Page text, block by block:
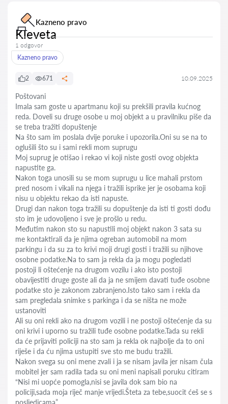
Kazneno pravo
Kleveta
1 odgovor
Kazneno pravo
2 671 10.09.2025
Poštovani
Imala sam goste u apartmanu koji su prekšili pravila kućnog
reda. Doveli su druge osobe u moj objekt a u pravilniku piše da
se treba tražiti dopuštenje
Na što sam im poslala dvije poruke i upozorila.Oni su se na to
oglušili što su i sami rekli mom suprugu
Moj suprug je otišao i rekao vi koji niste gosti ovog objekta
napustite ga.
Nakon toga unosili su se mom suprugu u lice mahali prstom
pred nosom i vikali na njega i tražili isprike jer je osobama koji
nisu u objektu rekao da isti napuste.
Drugi dan nakon toga tražili su dopuštenje da isti ti gosti dođu
sto im je udovoljeno i sve je prošlo u redu.
Međutim nakon sto su napustili moj objekt nakon 3 sata su
me kontaktirali da je njima ogreban automobil na mom
parkingu i da su za to krivi moji drugi gosti i tražili su njihove
osobne podatke.Na to sam ja rekla da ja mogu pogledati
postoji li oštećenje na drugom vozilu i ako isto postoji
obavijestiti druge goste ali da ja ne smijem davati tuđe osobne
podatke sto je zakonom zabranjeno.Isto tako sam i rekla da
sam pregledala snimke s parkinga i da se ništa ne može
ustanoviti
Ali su oni rekli ako na drugom vozili i ne postoji oštećenje da su
oni krivi i uporno su tražili tuđe osobne podatke.Tada su rekli
da će prijaviti policiji na sto sam ja rekla ok najbolje da to oni
riješe i da ću njima ustupiti sve sto me budu tražili.
Nakon svega su oni mene zvali i ja se nisam javila jer nisam čula
mobitel jer sam radila tada su oni meni napisali poruku citiram
“Nisi mi uopće pomogla,nisi se javila dok sam bio na
policiji,sada moja riječ manje vrijedi.Šteta za tebe,suocit ćeš se s
posljedicama”